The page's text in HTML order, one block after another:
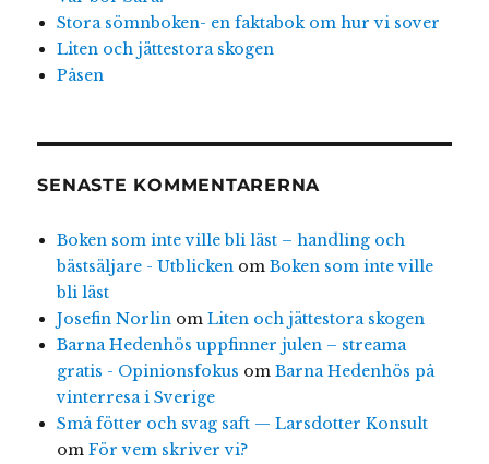
Stora sömnboken- en faktabok om hur vi sover
Liten och jättestora skogen
Påsen
SENASTE KOMMENTARERNA
Boken som inte ville bli läst – handling och
bästsäljare - Utblickenom Boken som inte ville
bli läst
Josefin Norlinom Liten och jättestora skogen
Barna Hedenhös uppfinner julen – streama
gratis - Opinionsfokus om Barna Hedenhös på
vinterresa i Sverige
Små fötter och svag saft — Larsdotter Konsult
om För vem skriver vi?